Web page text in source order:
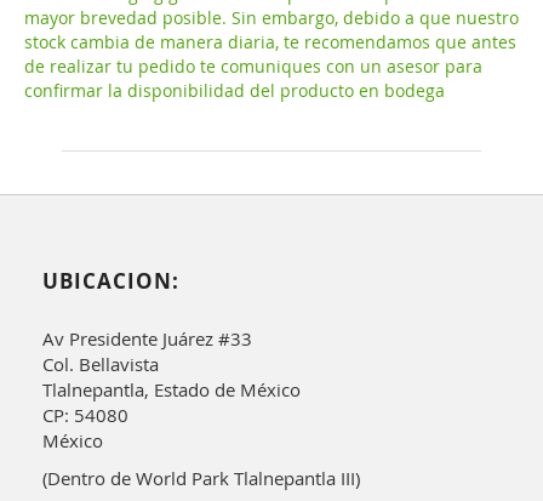
mayor brevedad posible. Sin embargo, debido a que nuestro
stock cambia de manera diaria, te recomendamos que antes
de realizar tu pedido te comuniques con un asesor para
confirmar la disponibilidad del producto en bodega
UBICACION:
Av Presidente Juárez #33
Col. Bellavista
Tlalnepantla, Estado de México
CP: 54080
México
(Dentro de World Park Tlalnepantla III)